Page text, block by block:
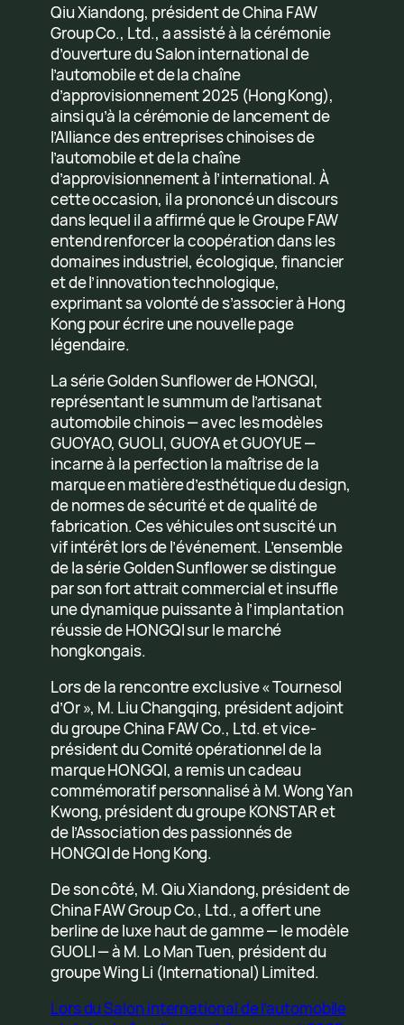
Qiu Xiandong, président de China FAW
Group Co., Ltd., a assisté à la cérémonie
d’ouverture du Salon international de
l’automobile et de la chaîne
d’approvisionnement 2025 (Hong Kong),
ainsi qu’à la cérémonie de lancement de
l’Alliance des entreprises chinoises de
l’automobile et de la chaîne
d’approvisionnement à l’international. À
cette occasion, il a prononcé un discours
dans lequel il a affirmé que le Groupe FAW
entend renforcer la coopération dans les
domaines industriel, écologique, financier
et de l’innovation technologique,
exprimant sa volonté de s’associer à Hong
Kong pour écrire une nouvelle page
légendaire.
La série Golden Sunflower de HONGQI,
représentant le summum de l’artisanat
automobile chinois — avec les modèles
GUOYAO, GUOLI, GUOYA et GUOYUE —
incarne à la perfection la maîtrise de la
marque en matière d’esthétique du design,
de normes de sécurité et de qualité de
fabrication. Ces véhicules ont suscité un
vif intérêt lors de l’événement. L’ensemble
de la série Golden Sunflower se distingue
par son fort attrait commercial et insuffle
une dynamique puissante à l’implantation
réussie de HONGQI sur le marché
hongkongais.
Lors de la rencontre exclusive « Tournesol
d’Or », M. Liu Changqing, président adjoint
du groupe China FAW Co., Ltd. et vice-
président du Comité opérationnel de la
marque HONGQI, a remis un cadeau
commémoratif personnalisé à M. Wong Yan
Kwong, président du groupe KONSTAR et
de l’Association des passionnés de
HONGQI de Hong Kong.
De son côté, M. Qiu Xiandong, président de
China FAW Group Co., Ltd., a offert une
berline de luxe haut de gamme — le modèle
GUOLI — à M. Lo Man Tuen, président du
groupe Wing Li (International) Limited.
Lors du Salon international de l’automobile